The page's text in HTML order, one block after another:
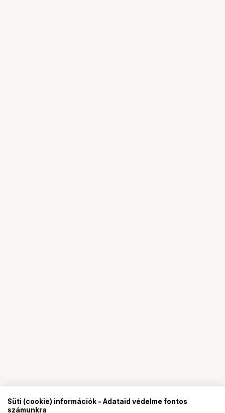
Süti (cookie) információk - Adataid védelme fontos
számunkra